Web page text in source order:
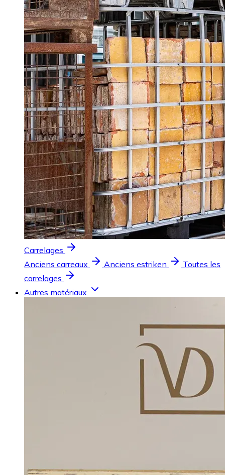
Carrelages
Anciens carreaux
Anciens estriken
Toutes les
carrelages
Autres matériaux